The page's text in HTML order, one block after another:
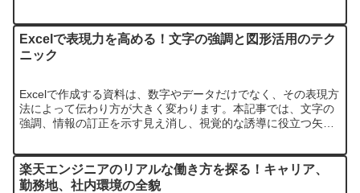
から中級者…
Excelで表現力を高める！文字の強調と図形活用のテク
ニック
Excelで作成する資料は、数字やデータだけでなく、その表現方
法によって伝わり方が大きく変わります。本記事では、文字の
強調、情報の訂正を示す見え消し、視覚的な誘導に役立つ矢
めるた…
楽天エンジニアのリアルな働き方を探る！キャリア、
勤務地、社内環境の全貌